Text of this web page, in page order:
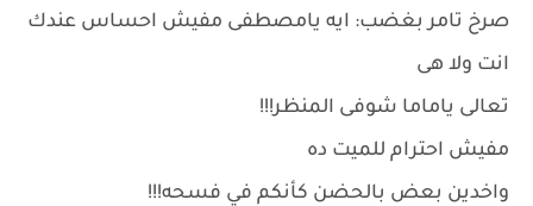
صرخ تامر بغضب: ايه يامصطفى مفيش احساس عندك
انت ولا هى
تعالى ياماما شوفى المنظر!!!
مفيش احترام للميت ده
واخدين بعض بالحضن كأنكم في فسحه!!!